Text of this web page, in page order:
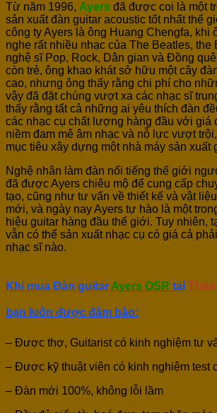
Từ năm 1996, Ayers đã được coi là một
sản xuất đàn guitar acoustic tốt nhất thế
công ty Ayers là ông Huang Chengfa, khi
nghe rất nhiều nhạc của The Beatles, the
nghệ sĩ Pop, Rock, Dân gian và Đồng
còn trẻ, ông khao khát sở hữu một cây
cao, nhưng ông thấy rằng chi phí cho
vậy đã đặt chúng vượt xa các nhạc sĩ
thấy rằng tất cả những ai yêu thích đàn
các nhạc cụ chất lượng hàng đầu với giá
niềm đam mê âm nhạc và nỗ lực vượt
mục tiêu xây dựng một nhà máy sản xuất
Nghệ nhân làm đàn nổi tiếng thế giới
đã được Ayers chiêu mộ để cung cấp
tạo, cũng như tư vấn về thiết kế và vật
mới, và ngày nay Ayers tự hào là một
hiệu guitar hàng đầu thế giới. Tuy nhiên,
vẫn có thể sản xuất nhạc cụ có giá cả
nhạc sĩ nào.
Khi mua Đàn guitar Ayers OSR tại
bạn luôn được đảm bảo:
– Được thợ, Guitarist có kinh nghiệm tư
– Được kỹ thuật viên có kinh nghiệm test
– Đàn mới 100%, không lỗi lầm